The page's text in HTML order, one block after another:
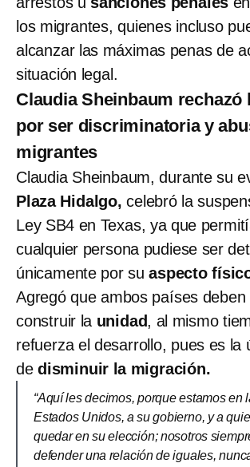
los migrantes, quienes incluso
alcanzar las máximas penas de
situación legal.
Claudia Sheinbaum rechazó
por ser discriminatoria y
migrantes
Claudia Sheinbaum, durante su
Plaza Hidalgo, celebró la
Ley SB4 en Texas, ya que
cualquier persona pudiese ser
únicamente por suaspecto
Agregó que ambos países
construir la unidad, al mismo
refuerza el desarrollo, pues es la
de disminuir la migración.
“Aquí les decimos, porque estamos en
Estados Unidos, a su gobierno, y a
quedar en su elección; nosotros
defender una relación de iguales,